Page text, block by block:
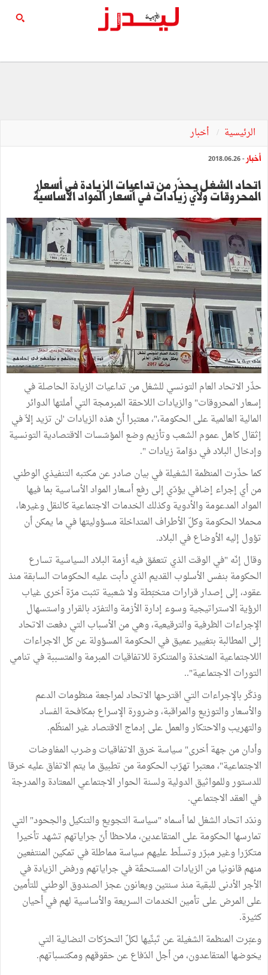
الرئيسية أخبار
أخبار - 2018.06.26
اتحاد الشغل يحذّر من تداعيات الزيادة في أسعار
المحروقات ولأي زيادات في أسعار المواد الأساسيّة
حذّر الاتحاد العام التونسي للشغل من تداعيات الزيادة الحاصلة في
إسعار المحروقات" والزيادات اللاحقة المبرمجة التي أملتها الدوائر
المالية العالمية على الحكومة،"، معتبرا أنّ هذه الزيادات 'لن تزيد إلاّ في
إثقال كاهل عموم الشعب وتأزيم وضع المؤسّسات الاقتصادية التونسية
وإدخال البلاد في دوّامة زيادات ".
كما حذّرت المنظمة الشغيلة في بيان صادر عن مكتبه التنفيذي الوطني
من أي إجراء إضافي يؤدّي إلى رفع أسعار المواد الأساسية بما فيها
المواد المدعومة والأدوية وكذلك الخدمات الاجتماعية كالنقل وغيرها،
محملا الحكومة وكلّ الأطراف المتداخلة مسؤوليتها في ما يمكن أن
تؤول إليه الأوضاع في البلاد.
وقال إنّه "في الوقت الذي تتعمّق فيه أزمة البلاد السياسية تسارع
الحكومة بنفس الأسلوب القديم الذي دأبت عليه الحكومات السابقة منذ
عقود، إلى إصدار قرارات متخبّطة ولا شعبية تثبت مرّة أخرى غياب
الرؤية الاستراتيجية وسوء إدارة الأزمة والتفرّد بالقرار واستسهال
الإجراءات الظرفية والترقيعية، وهي من الأسباب التي دفعت الاتحاد
إلى المطالبة بتغيير عميق في الحكومة المسؤولة عن كل الاجراءات
اللاجتماعية المتخذة والمتنكرة للاتفاقيات المبرمة والمتسببة في تنامي
التورات الاجتماعية"..
وذكّر بالإجراءات التي اقترحها الاتحاد لمراجعة منظومات الدعم
والأسعار والتوزيع والمراقبة، وضرورة الإسراع بمكافحة الفساد
والتهريب والاحتكار والعمل على إدماج الاقتصاد غير المنظّم.
وأدان من جهة أخرى" سياسة خرق الاتفاقيات وضرب المفاوضات
الاجتماعية"، معتبرا تهرّب الحكومة من تطبيق ما يتم الاتفاق عليه خرقا
للدستور وللمواثيق الدولية ولسنة الحوار الاجتماعي المعتادة والمدرجة
في العقد الاجتماعي.
وندّد اتحاد الشغل لما أسماه "سياسة التجويع والتنكيل والجحود" التي
تمارسها الحكومة على المتقاعدين، ملاحظا أنّ جراياتهم تشهد تأخيرا
متكرّرا وغير مبرّر وتسلّط عليهم سياسة مماطلة في تمكين المنتفعين
منهم قانونيا من الزيادات المستحقّة في جراياتهم ورفض الزيادة في
الأجر الأدنى للبقية منذ سنتين ويعانون عجز الصندوق الوطني للتأمين
على المرض على تأمين الخدمات السريعة والأساسية لهم في أحيان
كثيرة.
وعبّرت المنظمة الشغيلة عن تَبنِّيها لكلّ التحرّكات النضالية التي
يخوضها المتقاعدون، من أجل الدّفاع عن حقوقهم ومكتسباتهم.